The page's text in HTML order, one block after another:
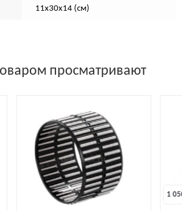
11х30х14 (см)
просматривают
1 050